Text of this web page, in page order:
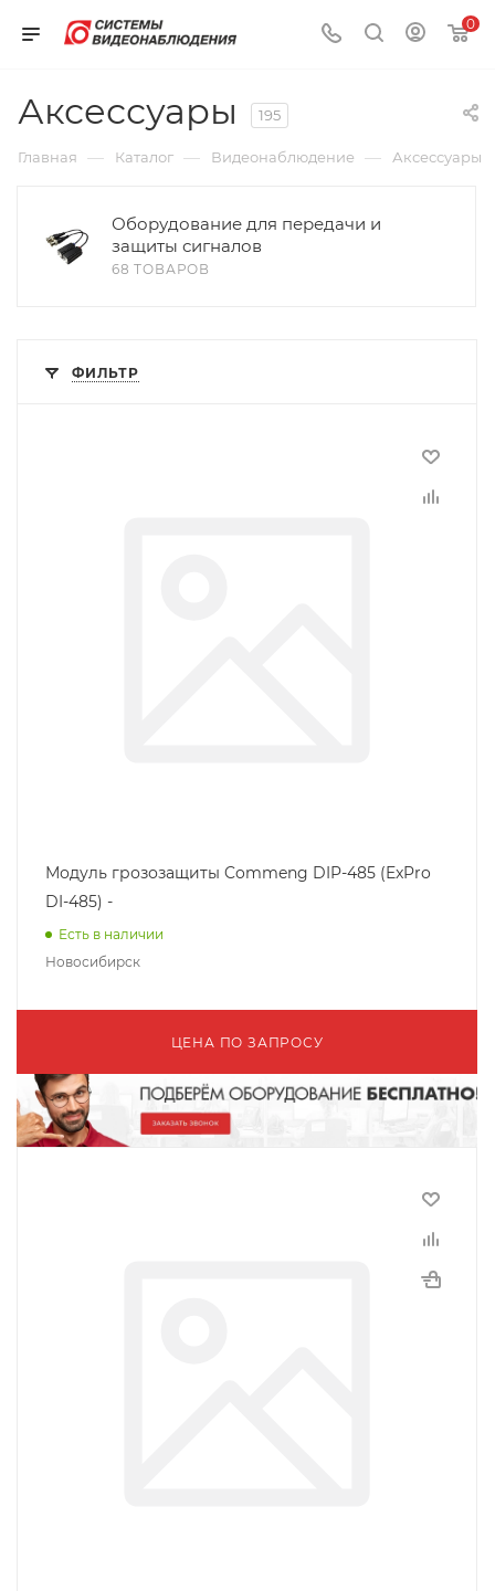
0
Аксессуары 195
Главная — Каталог — Видеонаблюдение — Аксессуары
Оборудование для передачи и
защиты сигналов
68 ТОВАРОВ
ФИЛЬТР
Модуль грозозащиты Commeng DIP-485 (ExPro
DI-485) -
Есть в наличии
Новосибирск
ЦЕНА ПО ЗАПРОСУ